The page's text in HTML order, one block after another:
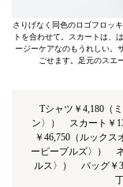
さりげなく同色のロゴフロッ
トを合わせて。スカートは、
ージーケアなのもうれしい。
ごせます。足元のスエ
Tシャツ￥4,180（
ン〉） スカート￥
￥46,750（ルック
ーピープルズ〉）
ルス〉） バッグ￥